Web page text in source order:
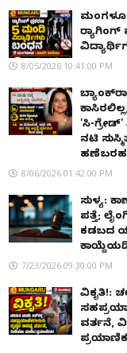
8/05/2026 10:41:00 PM
'ಸಿ-
ನಟಿ
8/06/2026 01:42:00 PM
ಸುಳ್ಯ:
ಪತ್ತೆ;
ಕಡಬದ
7/23/2026 09:30:00 PM
ವಿಕೃತಿ!:
ವರ್ತನೆ,